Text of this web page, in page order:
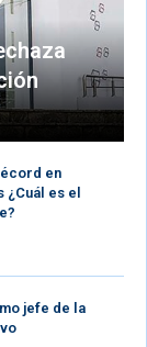
en
es el
jefe de la